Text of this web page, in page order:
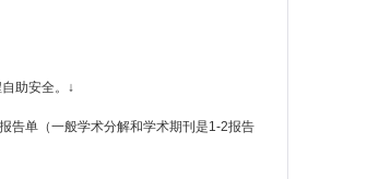
助安全。↓
告单（一般学术分解和学术期刊是1-2报告